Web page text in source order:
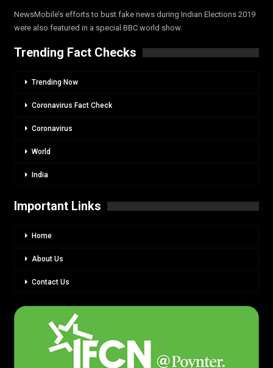
NewsMobile’s efforts to bust fake news during Indian Elections 2019
were also featured in a special BBC world show.
Trending Fact Checks
Trending Now
Coronavirus Fact Check
Coronavirus
World
India
Important Links
Home
About Us
Contact Us